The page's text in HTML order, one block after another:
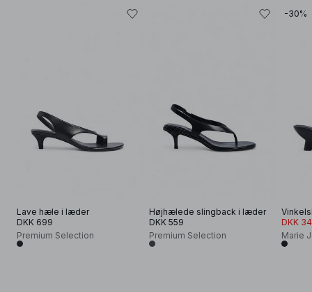
Lave hæle i læder
DKK 699
Premium Selection
Højhælede slingback i læder
DKK 559
Premium Selection
-30%
DKK
Marie